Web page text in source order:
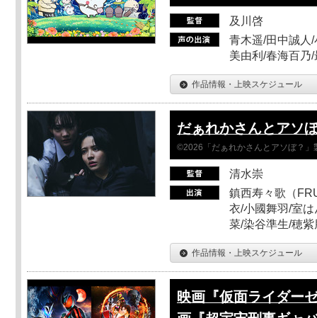
及川啓
青木遥/田中誠人
美由利/春海百乃
作品情報・上映スケジュール
だぁれかさんとアソ
©2026「だぁれかさんとアソぼ？」
清水崇
鎮西寿々歌（
衣/小國舞羽/室
菜/染谷準生/穂
作品情報・上映スケジュール
映画『仮面ライダー